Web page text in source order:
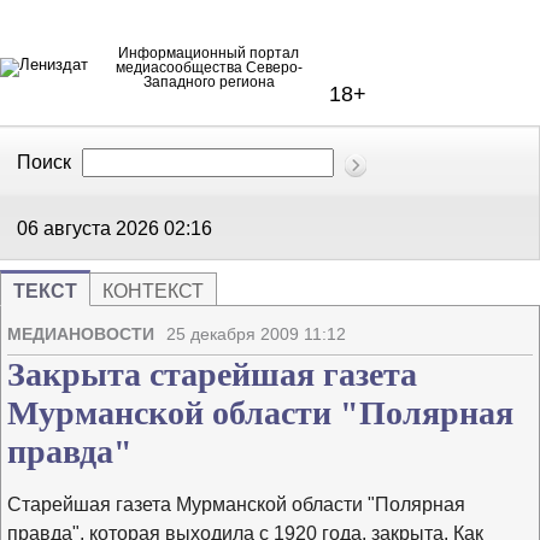
Информационный портал
медиасообщества Северо-
Западного региона
18+
Поиск
06 августа 2026 02:16
ТЕКСТ КОНТЕКСТ
МЕДИАНОВОСТИ 25 декабря 2009 11:12
Закрыта старейшая газета
Мурманской области "Полярная
правда"
Старейшая газета Мурманской области "Полярная
правда", которая выходила с 1920 года, закрыта. Как